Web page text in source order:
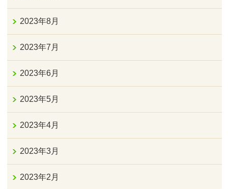
2023年8月
2023年7月
2023年6月
2023年5月
2023年4月
2023年3月
2023年2月